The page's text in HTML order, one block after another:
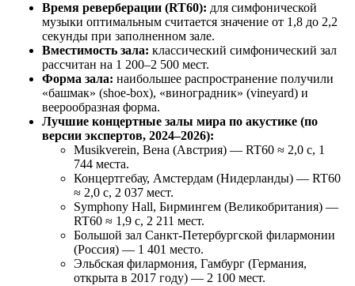
Время реверберации (RT60): для симфонической
музыки оптимальным считается значение от 1,8 до 2,2
секунды при заполненном зале.
Вместимость зала: классический симфонический зал
рассчитан на 1 200–2 500 мест.
Форма зала: наибольшее распространение получили
«башмак» (shoe-box), «виноградник» (vineyard) и
веерообразная форма.
Лучшие концертные залы мира по акустике (по
версии экспертов, 2024–2026):
Musikverein, Вена (Австрия) — RT60 ≈ 2,0 с, 1
744 места.
Концертгебау, Амстердам (Нидерланды) — RT60
≈ 2,0 с, 2 037 мест.
Symphony Hall, Бирмингем (Великобритания) —
RT60 ≈ 1,9 с, 2 211 мест.
Большой зал Санкт-Петербургской филармонии
(Россия) — 1 401 место.
Эльбская филармония, Гамбург (Германия,
открыта в 2017 году) — 2 100 мест.